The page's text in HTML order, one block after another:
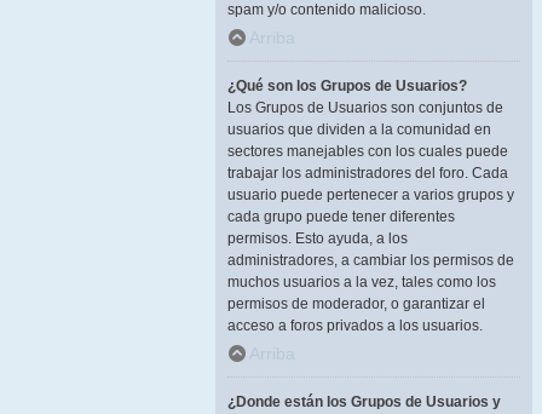
spam y/o contenido malicioso.
Arriba
¿Qué son los Grupos de Usuarios?
Los Grupos de Usuarios son conjuntos de
usuarios que dividen a la comunidad en
sectores manejables con los cuales puede
trabajar los administradores del foro. Cada
usuario puede pertenecer a varios grupos y
cada grupo puede tener diferentes
permisos. Esto ayuda, a los
administradores, a cambiar los permisos de
muchos usuarios a la vez, tales como los
permisos de moderador, o garantizar el
acceso a foros privados a los usuarios.
Arriba
¿Donde están los Grupos de Usuarios y